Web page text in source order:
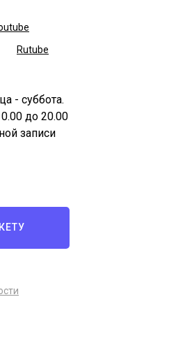
Rutube
- суббота.
до 20.00
записи